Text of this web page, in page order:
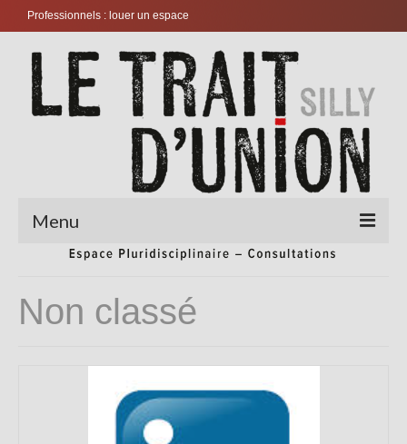
Professionnels : louer un espace
Menu
Consultations
Kinésithérapie et Massothérapie
Non classé